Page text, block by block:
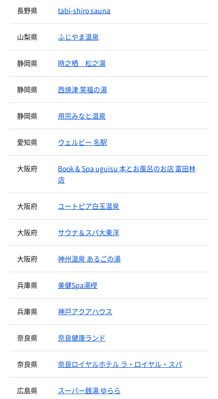
長野県 tabi-shiro sauna
山梨県 ふじやま温泉
静岡県 時之栖 松之湯
静岡県 西焼津 笑福の湯
静岡県 用宗みなと温泉
愛知県 ウェルビー 名駅
大阪府
Book & Spa uguisu 本とお風呂のお店 富田林
店
大阪府 ユートピア白玉温泉
大阪府 サウナ＆スパ大東洋
大阪府 神州温泉 あるごの湯
兵庫県 美健Spa湯櫻
兵庫県 神戸アクアハウス
奈良県 奈良健康ランド
奈良県 奈良ロイヤルホテル ラ・ロイヤル・スパ
広島県 スーパー銭湯 ゆらら